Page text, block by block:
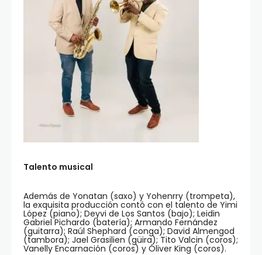
Talento musical
Además de Yonatan (saxo) y Yohenrry (trompeta),
la exquisita producción contó con el talento de Yimi
López (piano); Deyvi de Los Santos (bajo); Leidin
Gabriel Pichardo (batería); Armando Fernández
(guitarra); Raúl Shephard (conga); David Almengod
(tambora); Jael Grasilien (güira); Tito Valcin (coros);
Vanelly Encarnación (coros) y Óliver King (coros).